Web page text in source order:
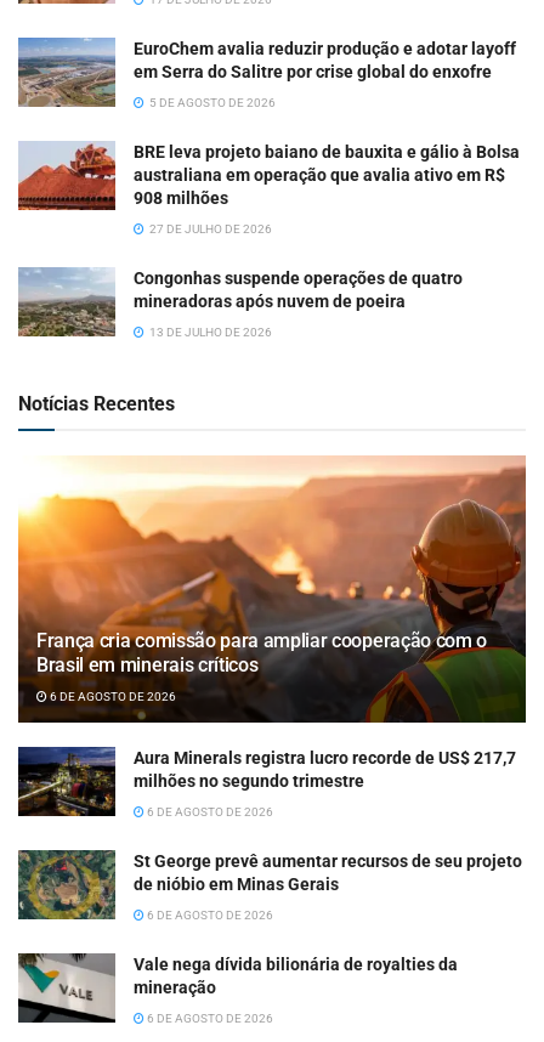
EuroChem avalia reduzir produção e adotar layoff
em Serra do Salitre por crise global do enxofre
5 DE AGOSTO DE 2026
BRE leva projeto baiano de bauxita e gálio à Bolsa
australiana em operação que avalia ativo em R$
908 milhões
27 DE JULHO DE 2026
Congonhas suspende operações de quatro
mineradoras após nuvem de poeira
13 DE JULHO DE 2026
Notícias Recentes
França cria comissão para ampliar cooperação com o
Brasil em minerais críticos
6 DE AGOSTO DE 2026
Aura Minerals registra lucro recorde de US$ 217,7
milhões no segundo trimestre
6 DE AGOSTO DE 2026
St George prevê aumentar recursos de seu projeto
de nióbio em Minas Gerais
6 DE AGOSTO DE 2026
Vale nega dívida bilionária de royalties da
mineração
6 DE AGOSTO DE 2026